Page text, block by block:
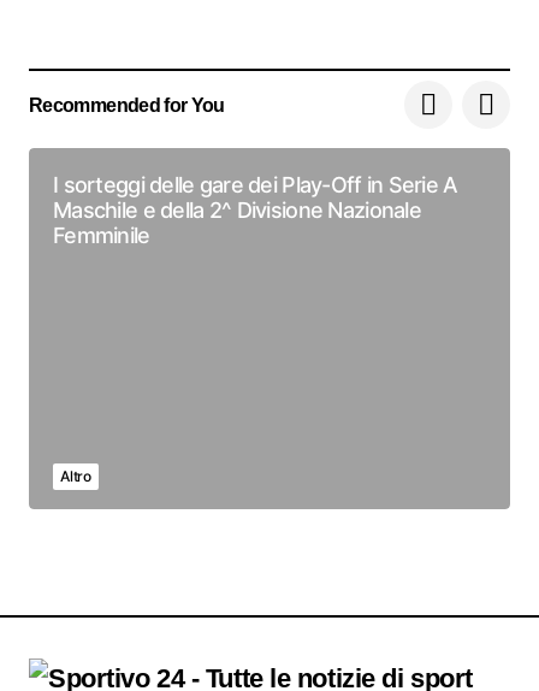
Recommended for You
I sorteggi delle gare dei Play-Off in Serie A
Maschile e della 2^ Divisione Nazionale
Femminile
Altro